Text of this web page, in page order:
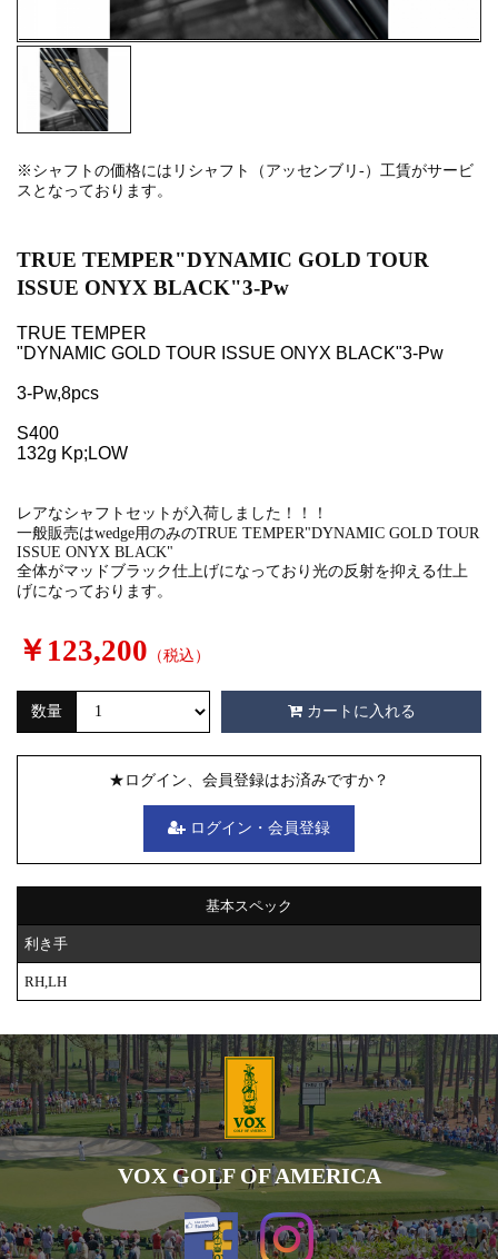
※シャフトの価格にはリシャフト（アッセンブリ-）工賃がサービ
スとなっております。
TRUE TEMPER"DYNAMIC GOLD TOUR
ISSUE ONYX BLACK"3-Pw
TRUE TEMPER
"DYNAMIC GOLD TOUR ISSUE ONYX BLACK"3-Pw
3-Pw,8pcs
S400
132g Kp;LOW
レアなシャフトセットが入荷しました！！！
一般販売はwedge用のみのTRUE TEMPER"DYNAMIC GOLD TOUR
ISSUE ONYX BLACK"
全体がマッドブラック仕上げになっており光の反射を抑える仕上
げになっております。
￥123,200 （税込）
数量 カートに入れる
★ログイン、会員登録はお済みですか？
ログイン・会員登録
基本スペック
利き手
RH,LH
VOX GOLF OF AMERICA